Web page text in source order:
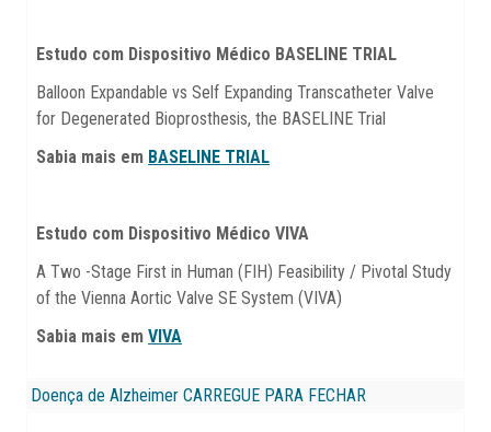
Estudo com Dispositivo Médico BASELINE TRIAL
Balloon Expandable vs Self Expanding Transcatheter Valve
for Degenerated Bioprosthesis, the BASELINE Trial
Sabia mais em BASELINE TRIAL
Estudo com Dispositivo Médico VIVA
A Two -Stage First in Human (FIH) Feasibility / Pivotal Study
of the Vienna Aortic Valve SE System (VIVA)
Sabia mais emVIVA
Doença de Alzheimer CARREGUE PARA FECHAR